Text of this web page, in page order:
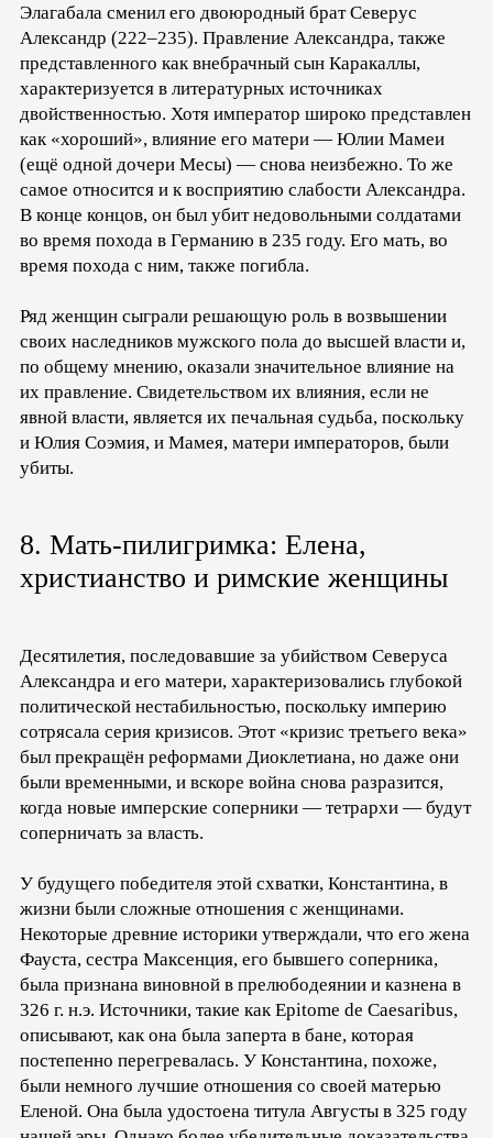
Элагабала сменил его двоюродный брат Северус
Александр (222–235). Правление Александра, также
представленного как внебрачный сын Каракаллы,
характеризуется в литературных источниках
двойственностью. Хотя император широко представлен
как «хороший», влияние его матери — Юлии Мамеи
(ещё одной дочери Месы) — снова неизбежно. То же
самое относится и к восприятию слабости Александра.
В конце концов, он был убит недовольными солдатами
во время похода в Германию в 235 году. Его мать, во
время похода с ним, также погибла.
Ряд женщин сыграли решающую роль в возвышении
своих наследников мужского пола до высшей власти и,
по общему мнению, оказали значительное влияние на
их правление. Свидетельством их влияния, если не
явной власти, является их печальная судьба, поскольку
и Юлия Соэмия, и Мамея, матери императоров, были
убиты.
8. Мать-пилигримка: Елена,
христианство и римские женщины
Десятилетия, последовавшие за убийством Северуса
Александра и его матери, характеризовались глубокой
политической нестабильностью, поскольку империю
сотрясала серия кризисов. Этот «кризис третьего века»
был прекращён реформами Диоклетиана, но даже они
были временными, и вскоре война снова разразится,
когда новые имперские соперники — тетрархи — будут
соперничать за власть.
У будущего победителя этой схватки, Константина, в
жизни были сложные отношения с женщинами.
Некоторые древние историки утверждали, что его жена
Фауста, сестра Максенция, его бывшего соперника,
была признана виновной в прелюбодеянии и казнена в
326 г. н.э. Источники, такие как Epitome de Caesaribus,
описывают, как она была заперта в бане, которая
постепенно перегревалась. У Константина, похоже,
были немного лучшие отношения со своей матерью
Еленой. Она была удостоена титула Августы в 325 году